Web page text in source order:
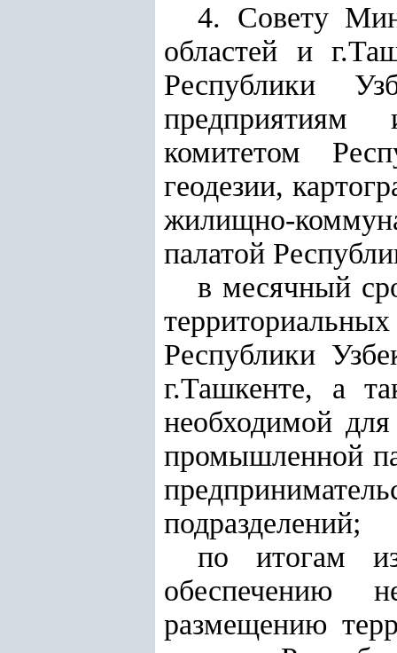
4. Совету
областей и
Республики
предприятиям
комитетом
геодезии,
жилищно-
палатой
в месячный
Республики
г.Ташкенте, а
необходимой
промышленной
подразделений;
по итогам
обеспечению
размещению